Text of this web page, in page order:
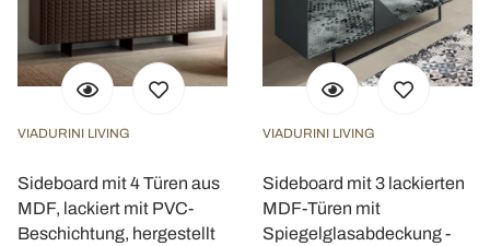
VIADURINI LIVING
Sideboard mit 4 Türen aus
MDF, lackiert mit PVC-
Beschichtung, hergestellt
VIADURINI LIVING
Sideboard mit 3 lackierten
MDF-Türen mit
Spiegelglasabdeckung -